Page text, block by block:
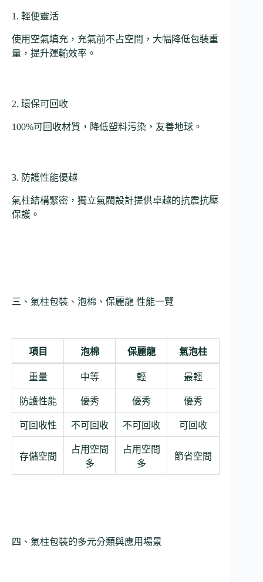
1. 輕便靈活
使用空氣填充，充氣前不占空間，大幅降低包裝重
量，提升運輸效率。
2. 環保可回收
100%可回收材質，降低塑料污染，友善地球。
3. 防護性能優越
氣柱結構緊密，獨立氣閥設計提供卓越的抗震抗壓
保護。
三、氣柱包裝、泡棉、保麗龍 性能一覽
項目 泡棉 保麗龍 氣泡柱
重量 中等 輕 最輕
防護性能 優秀 優秀 優秀
可回收性 不可回收 不可回收 可回收
存儲空間
占用空間
多
占用空間
多
節省空間
四、氣柱包裝的多元分類與應用場景